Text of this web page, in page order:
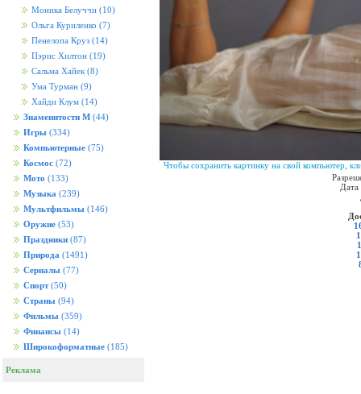
Моника Белуччи (10)
Ольга Куриленко (7)
Пенелопа Круз (14)
Пэрис Хилтон (19)
Сальма Хайек (8)
Ума Турман (9)
Хайди Клум (14)
Знаменитости М (44)
Игры (334)
Компьютерные (75)
Космос (72)
Мото (133)
Музыка (239)
Мультфильмы (146)
Оружие (53)
Праздники (87)
Природа (1491)
Сериалы (77)
Спорт (50)
Страны (94)
Фильмы (359)
Финансы (14)
Широкоформатные (185)
Реклама
Чтобы сохранить картинку на свой компьютер,
Дата